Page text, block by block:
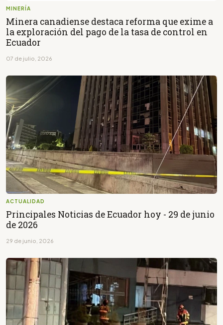
MINERÍA
Minera canadiense destaca reforma que exime a
la exploración del pago de la tasa de control en
Ecuador
07 de julio, 2026
ACTUALIDAD
Principales Noticias de Ecuador hoy - 29 de junio
de 2026
29 de junio, 2026